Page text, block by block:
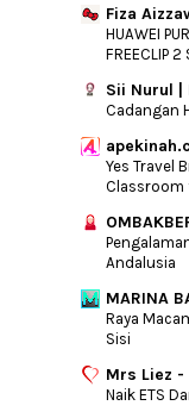
Fiza
HUAWEI
FREECLIP 2
Sii Nurul |
Cadangan
Yes Travel
Classroom
Andalusia
MARINA
Raya
Sisi
Mrs Liez
Naik ETS